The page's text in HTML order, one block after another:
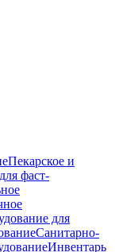
Пекарское и
фаст-
для
Санитарно-
Инвентарь